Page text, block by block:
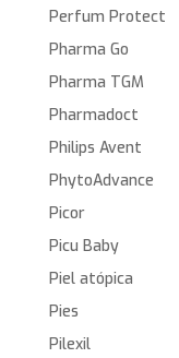
Perfum Protect
Pharma Go
Pharma TGM
Pharmadoct
Philips Avent
PhytoAdvance
Picor
Picu Baby
Piel atópica
Pies
Pilexil